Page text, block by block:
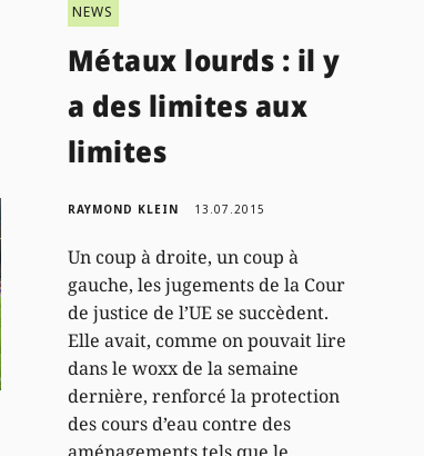
NEWS
Métaux lourds : il y
a des limites aux
limites
RAYMOND KLEIN 13.07.2015
Un coup à droite, un coup à
gauche, les jugements de la Cour
de justice de l’UE se succèdent.
Elle avait, comme on pouvait lire
dans le woxx de la semaine
dernière, renforcé la protection
des cours d’eau contre des